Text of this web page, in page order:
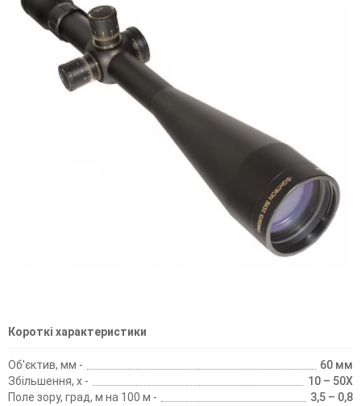
Короткі характеристики
Об'єктив, мм -
60 мм
Збільшення, х -
10 – 50X
Поле зору, град, м на 100 м -
3,5 – 0,8